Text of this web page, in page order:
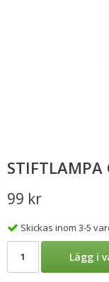
STIFTLAMPA
99 kr
Skickas inom 3-5
Lägg i